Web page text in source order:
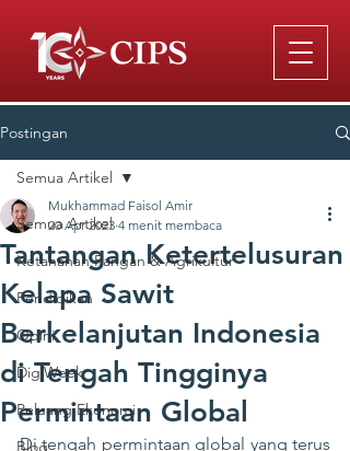
Postingan
Semua Artikel
Ketahanan Pangan & Agrikultur
Pendidikan
Opini
DigiWeek
Peluang Ekonomi
Blog
Semua Artikel
Tantangan Ketertelusuran
Kelapa Sawit
Berkelanjutan Indonesia
di Tengah Tingginya
Permintaan Global
Mukhammad Faisol Amir
20 Apr 2023 4 menit membaca
Di tengah permintaan global yang terus